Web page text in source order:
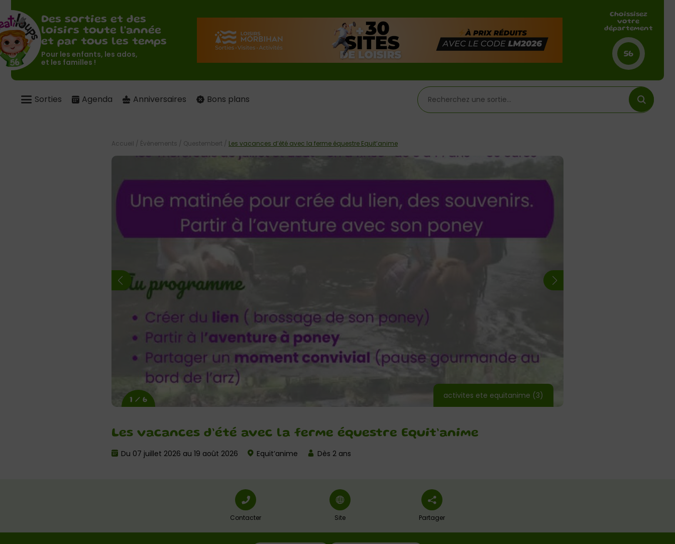
Des sorties et des
loisirs toute l'année
et par tous les temps
Pour les enfants, les ados,
et les familles !
Choissisez
votre
département
56
Sorties Agenda Anniversaires Bons plans
Les vacances d’été avec la ferme équestre Equit’anime
Du 07 juillet 2026 au 19 août 2026 Equit’anime Dès 2 ans
activites ete equitanime (3)
1 / 6
Accueil / Évènements / Questembert / Les vacances d’été avec la ferme équestre Equit’anime
Contacter Site Partager